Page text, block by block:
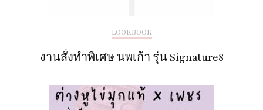
LOOKBOOK
งานสั่งทำพิเศษ นพเก้า รุ่น Signature8